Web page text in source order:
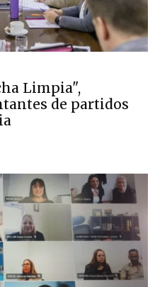
Limpia",
de partidos